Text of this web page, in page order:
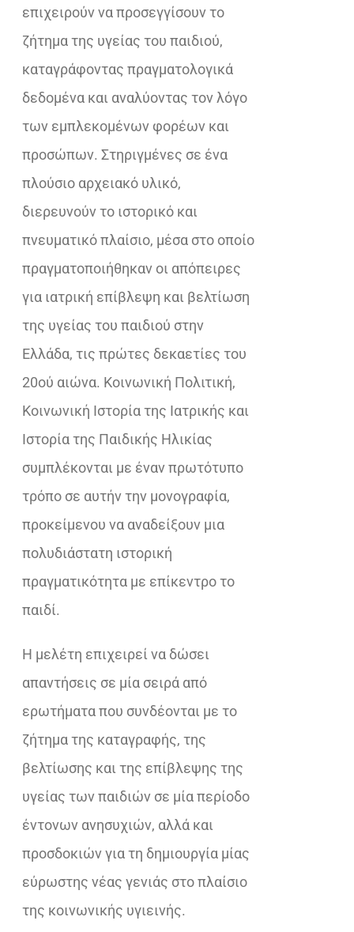
επιχειρούν να προσεγγίσουν το
ζήτημα της υγείας του παιδιού,
καταγράφοντας πραγματολογικά
δεδομένα και αναλύοντας τον λόγο
των εμπλεκομένων φορέων και
προσώπων. Στηριγμένες σε ένα
πλούσιο αρχειακό υλικό,
διερευνούν το ιστορικό και
πνευματικό πλαίσιο, μέσα στο οποίο
πραγματοποιήθηκαν οι απόπειρες
για ιατρική επίβλεψη και βελτίωση
της υγείας του παιδιού στην
Ελλάδα, τις πρώτες δεκαετίες του
20ού αιώνα. Κοινωνική Πολιτική,
Κοινωνική Ιστορία της Ιατρικής και
Ιστορία της Παιδικής Ηλικίας
συμπλέκονται με έναν πρωτότυπο
τρόπο σε αυτήν την μονογραφία,
προκείμενου να αναδείξουν μια
πολυδιάστατη ιστορική
πραγματικότητα με επίκεντρο το
παιδί.
Η μελέτη επιχειρεί να δώσει
απαντήσεις σε μία σειρά από
ερωτήματα που συνδέονται με το
ζήτημα της καταγραφής, της
βελτίωσης και της επίβλεψης της
υγείας των παιδιών σε μία περίοδο
έντονων ανησυχιών, αλλά και
προσδοκιών για τη δημιουργία μίας
εύρωστης νέας γενιάς στο πλαίσιο
της κοινωνικής υγιεινής.